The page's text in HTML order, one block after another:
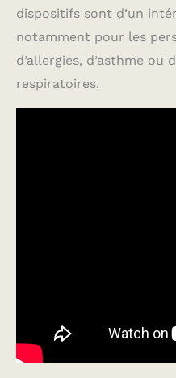
dispositifs sont d’un
notamment pour les
d’allergies, d’asthme ou
respiratoires.